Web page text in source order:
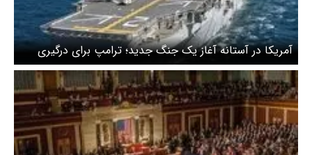
آمریکا در آستانه آغاز یک جنگ جدید؛ ترامپ برای درگیری
بزرگ آماده می‌شود